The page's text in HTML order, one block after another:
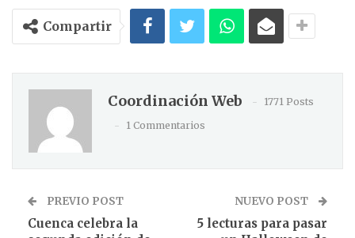
Compartir
Coordinación Web
1771 Posts
1 Commentarios
PREVIO POST
Cuenca celebra la
NUEVO POST
5 lecturas para pasar